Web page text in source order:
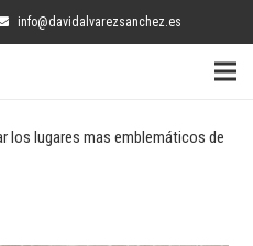
info@davidalvarezsanchez.es
los lugares mas emblemáticos de